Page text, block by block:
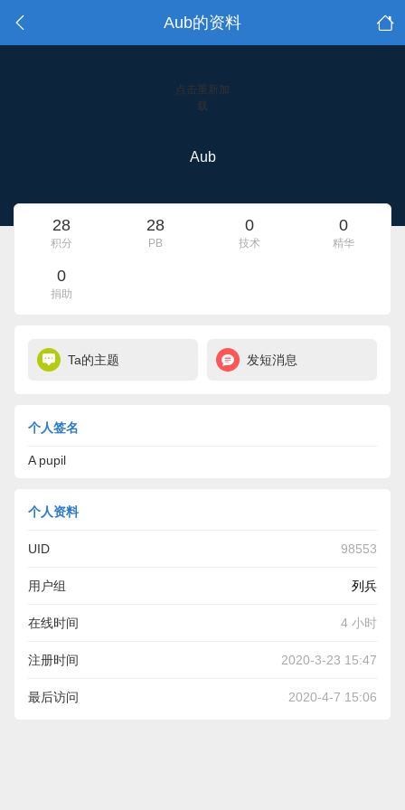
Aub的资料
点击重新加
载
Aub
28
积分
28
PB
0
技术
0
精华
0
捐助
Ta的主题 发短消息
个人签名
A pupil
个人资料
UID 98553
用户组 列兵
在线时间 4 小时
注册时间 2020-3-23 15:47
最后访问 2020-4-7 15:06